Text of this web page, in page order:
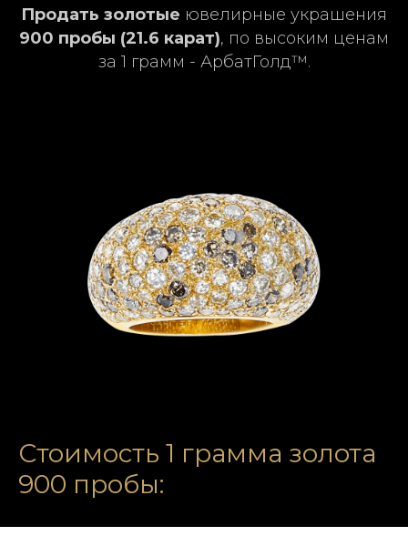
Продать золотые ювелирные украшения
900 пробы (21.6 карат), по высоким ценам
за 1 грамм - АрбатГолд™.
Стоимость 1 грамма золота
900 пробы: